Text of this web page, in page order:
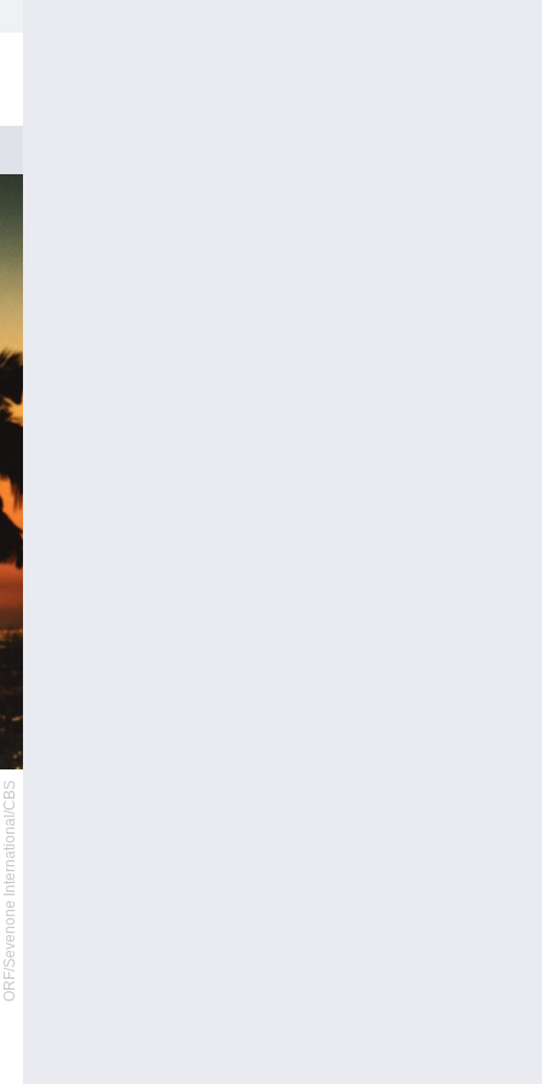
ORF/Sevenone International/CBS